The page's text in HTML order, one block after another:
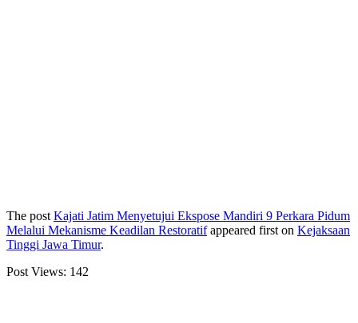
The post Kajati Jatim Menyetujui Ekspose Mandiri 9 Perkara Pidum
Melalui Mekanisme Keadilan Restoratifappeared first on Kejaksaan
Tinggi Jawa Timur.
Post Views: 142